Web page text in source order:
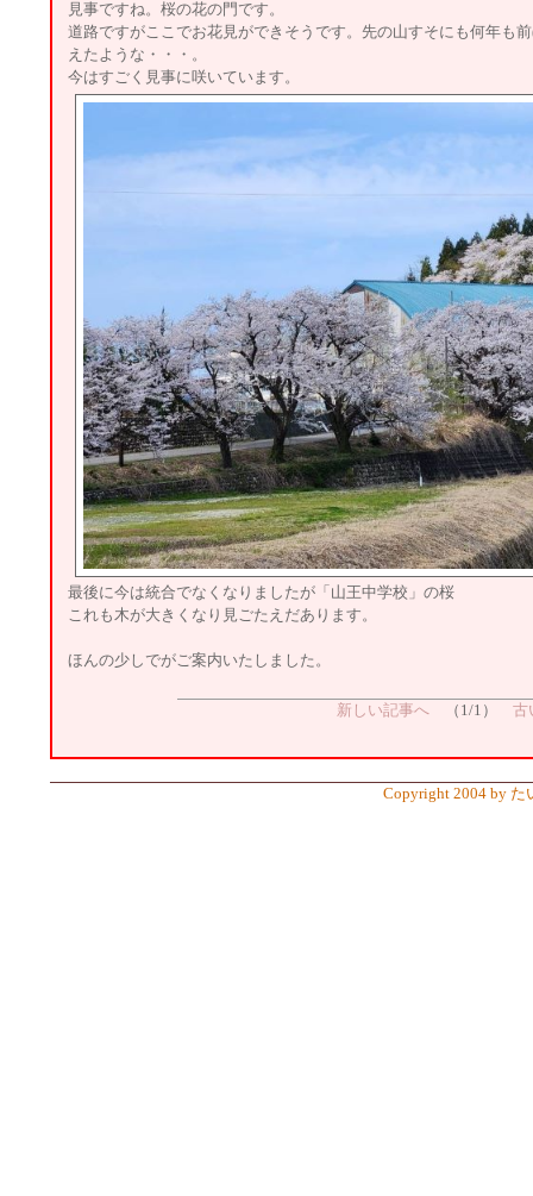
見事ですね。桜の花の門です。
道路ですがここでお花見ができそうです。先の山すそにも何年も
えたような・・・。
今はすごく見事に咲いています。
最後に今は統合でなくなりましたが「山王中学校」の桜
これも木が大きくなり見ごたえだあります。
ほんの少しでがご案内いたしました。
新しい記事へ （1/1） 古
Copyright 2004 by た